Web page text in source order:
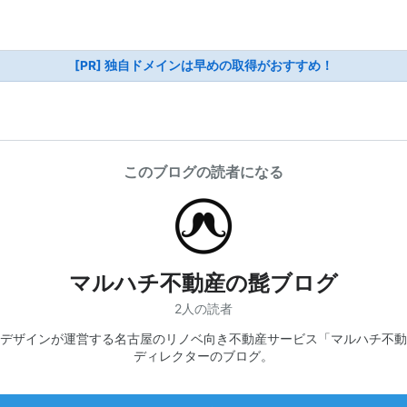
[PR] 独自ドメインは早めの取得がおすすめ！
このブログの読者になる
マルハチ不動産の髭ブログ
2人の読者
ザインが運営する名古屋のリノベ向き不動産サービス「マルハチ不
ディレクターのブログ。